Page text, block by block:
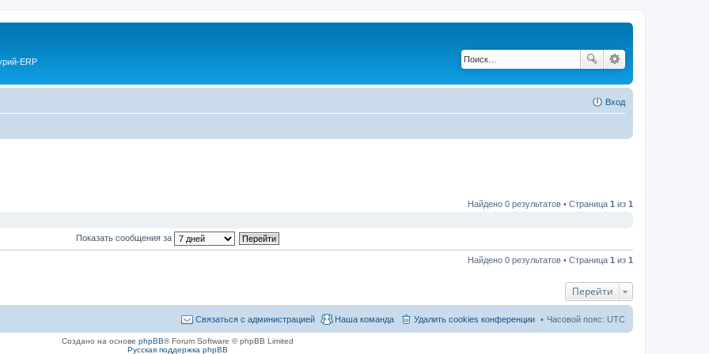
ERP
Вход
Найдено 0 результатов • Страница 1 из 1
Показать сообщения за
Найдено 0 результатов • Страница 1 из 1
Перейти
Часовой пояс: UTC
Удалить cookies конференции
Наша команда
Связаться с администрацией
Создано на основе phpBB® Forum Software © phpBB Limited
Русская поддержка phpBB